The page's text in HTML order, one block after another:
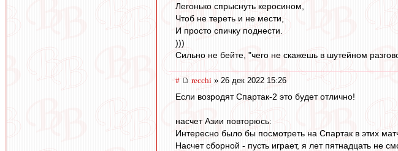
Легонько спрыснуть керосином,
Чтоб не тереть и не мести,
И просто спичку поднести.
)))
Сильно не бейте, "чего не скажешь в шутейном
# recchi » 26 дек 2022 15:26
Если возродят Спартак-2 это будет отлично!
насчет Азии повторюсь:
Интересно было бы посмотреть на Спартак в этих
Насчет сборной - пусть играет, я лет пятнадцать не